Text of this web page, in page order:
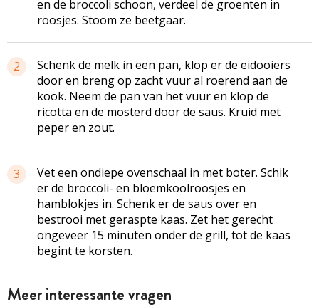
en de broccoli schoon, verdeel de groenten in
roosjes. Stoom ze beetgaar.
2
Schenk de melk in een pan, klop er de eidooiers
door en breng op zacht vuur al roerend aan de
kook. Neem de pan van het vuur en klop de
ricotta en de mosterd door de saus. Kruid met
peper en zout.
3
Vet een ondiepe ovenschaal in met boter. Schik
er de broccoli- en bloemkoolroosjes en
hamblokjes in. Schenk er de saus over en
bestrooi met geraspte kaas. Zet het gerecht
ongeveer 15 minuten onder de grill, tot de kaas
begint te korsten.
Meer interessante vragen